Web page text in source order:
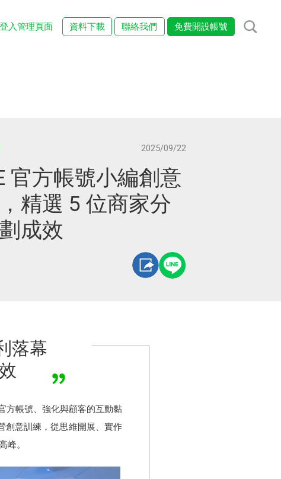
登入管理頁面 資料下載 聯絡我們 免費開設帳號
2025/09/22
官方帳號小編創意
精選 5 位商家分
成效
落幕
方帳號、強化與顧客的互動黏
創意訓練，從思維開展、實作
峰。